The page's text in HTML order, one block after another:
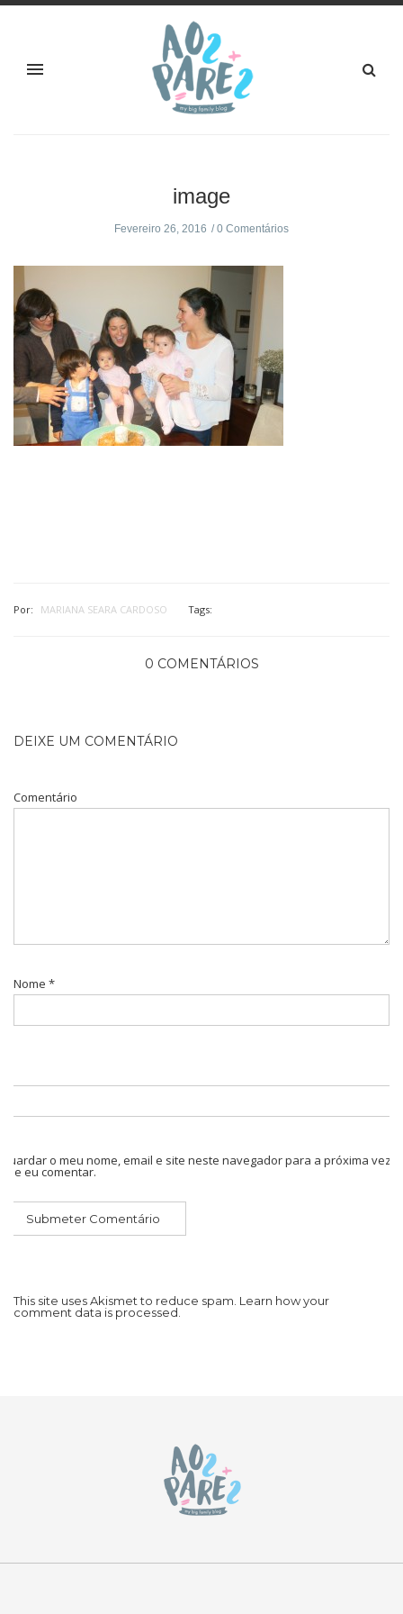
image
Fevereiro 26, 2016 0 Comentários
Por: MARIANA SEARA CARDOSO Tags:
0 COMENTÁRIOS
DEIXE UM COMENTÁRIO
Comentário
Nome *
Guardar o meu nome, email e site neste navegador para a próxima vez
que eu comentar.
This site uses Akismet to reduce spam. Learn how your
comment data is processed.